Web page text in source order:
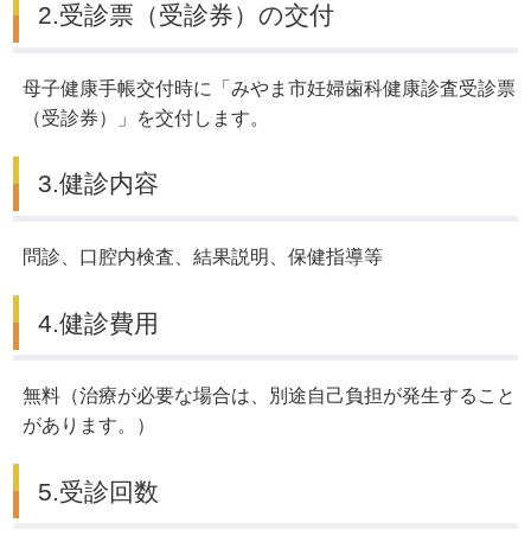
2.受診票（受診券）の交付
母子健康手帳交付時に「みやま市妊婦歯科健康診査受診票
（受診券）」を交付します。
3.健診内容
問診、口腔内検査、結果説明、保健指導等
4.健診費用
無料（治療が必要な場合は、別途自己負担が発生すること
があります。）
5.受診回数